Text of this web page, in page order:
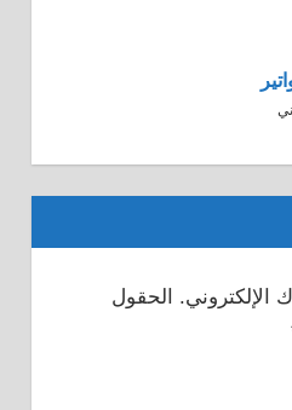
الإلكتروني.
الحقول